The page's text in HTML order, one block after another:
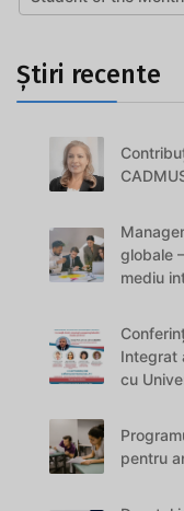
Știri recente
globale
mediu
Integrat
cu
pentru